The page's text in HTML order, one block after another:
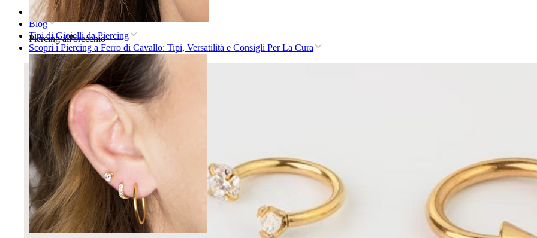
Piercing all'orecchio
Home
Blog
Tipi di Gioielli da Piercing
Scopri i Piercing a Ferro di Cavallo: Tipi, Versatilità e Consigli Per La Cura